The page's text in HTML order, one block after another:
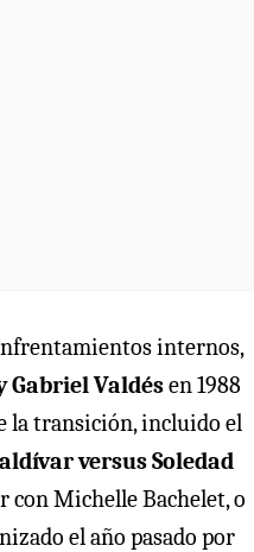
internos,
Valdésen 1988
la transición, incluido el
versus Soledad
con Michelle Bachelet, o
el año pasado por